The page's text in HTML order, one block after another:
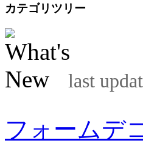
カテゴリツリー
last
フォームデ